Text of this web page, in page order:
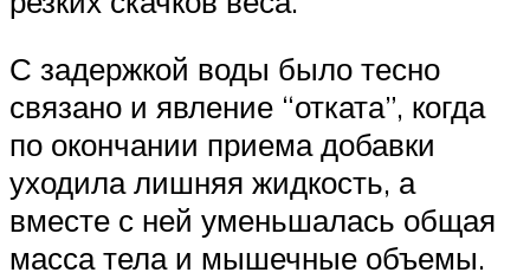
С задержкой воды было тесно
связано и явление “отката”, когда
по окончании приема добавки
уходила лишняя жидкость, а
вместе с ней уменьшалась общая
масса тела и мышечные объемы.